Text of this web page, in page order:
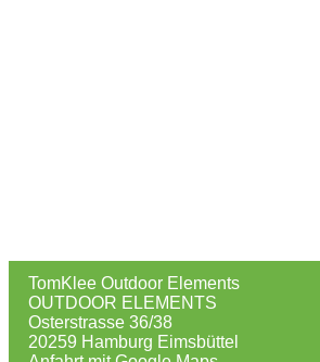
TomKlee Outdoor Elements
OUTDOOR ELEMENTS
Osterstrasse 36/38
20259 Hamburg Eimsbüttel